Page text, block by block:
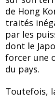
de Hong
traités
par les
dont le
forcer une
du pays.
Toutefois,